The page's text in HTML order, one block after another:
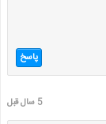
پاسخ
5 سال قبل